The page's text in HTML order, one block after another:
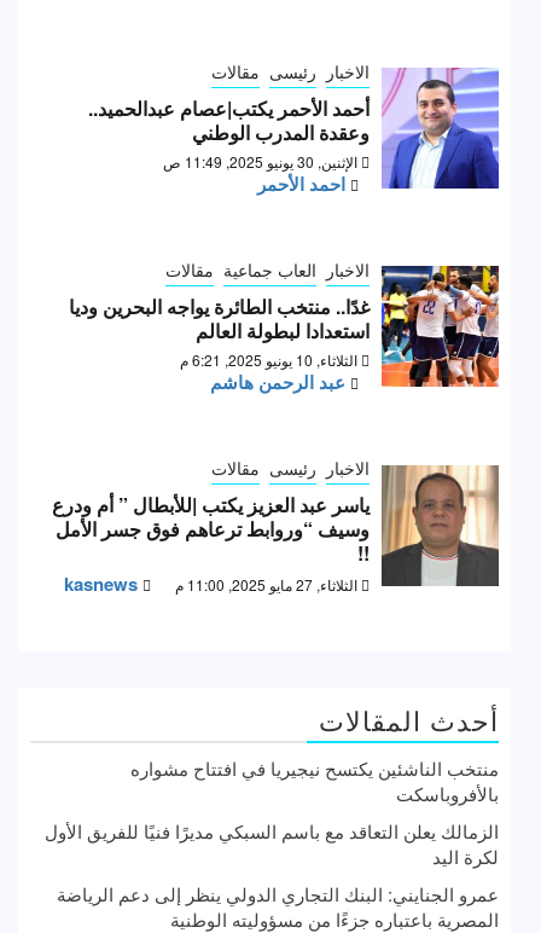
الاخبار رئيسى مقالات
أحمد الأحمر يكتب|عصام عبدالحميد..
وعقدة المدرب الوطني
الإثنين, 30 يونيو 2025, 11:49 ص
احمد الأحمر
الاخبار العاب جماعية مقالات
غدًا.. منتخب الطائرة يواجه البحرين وديا
استعدادا لبطولة العالم
الثلاثاء, 10 يونيو 2025, 6:21 م
عبد الرحمن هاشم
الاخبار رئيسى مقالات
ياسر عبد العزيز يكتب |للأبطال ” أم ودرع
وسيف “وروابط ترعاهم فوق جسر الأمل
!!
الثلاثاء, 27 مايو 2025, 11:00 م kasnews
أحدث المقالات
منتخب الناشئين يكتسح نيجيريا في افتتاح مشواره
بالأفروباسكت
الزمالك يعلن التعاقد مع باسم السبكي مديرًا فنيًا للفريق الأول
لكرة اليد
عمرو الجنايني: البنك التجاري الدولي ينظر إلى دعم الرياضة
المصرية باعتباره جزءًا من مسؤوليته الوطنية